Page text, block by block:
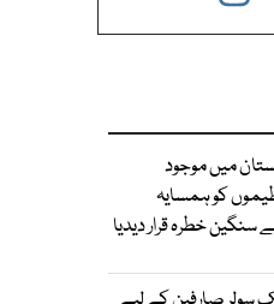
میں موجود
کو ہمسایہ
خطرہ قرار دیدیا